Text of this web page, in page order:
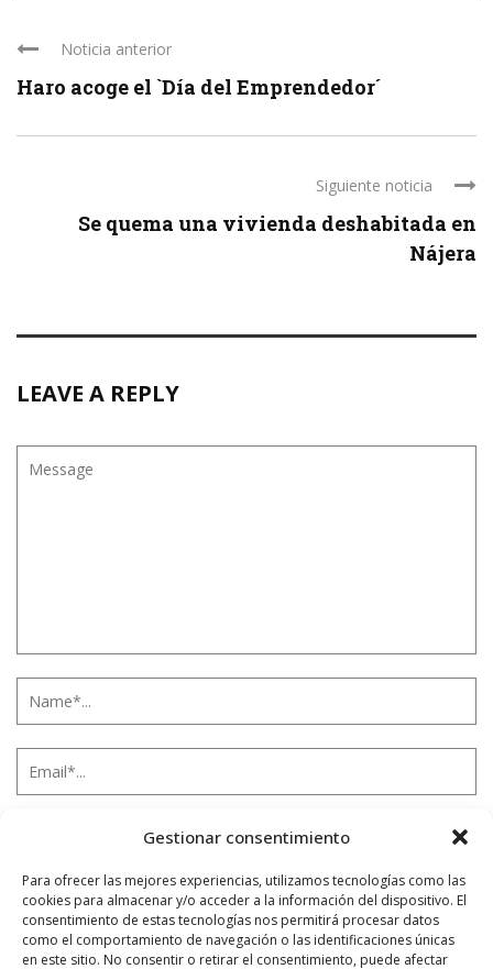
Gestionar consentimiento
Para ofrecer las mejores experiencias, utilizamos tecnologías como las
cookies para almacenar y/o acceder a la información del dispositivo. El
consentimiento de estas tecnologías nos permitirá procesar datos
como el comportamiento de navegación o las identificaciones únicas
en este sitio. No consentir o retirar el consentimiento, puede afectar
Noticia anterior
Haro acoge el `Día del Emprendedor´
Siguiente noticia
Se quema una vivienda deshabitada en
Nájera
LEAVE A REPLY
Notificarme vía correo electrónico cuando el comentario sea
aprobado.